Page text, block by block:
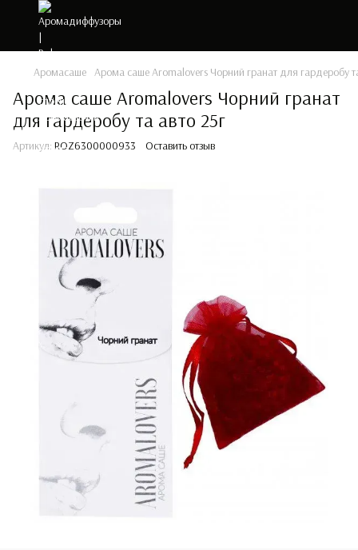
Аромасаше Арома саше Aromalovers Чорний гранат для гардеробу
Арома саше Aromalovers Чорний гранат
для гардеробу та авто 25г
Артикул: ROZ6300000933 Оставить отзыв